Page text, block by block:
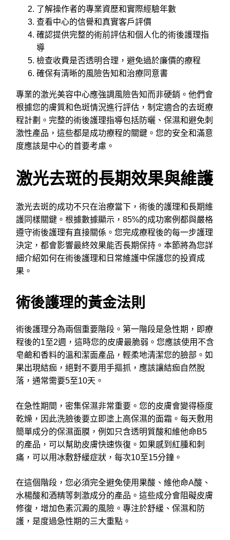
了解操作者的專業資歷和實際經驗年數
查看中心的信譽和真實客戶評價
確認提供完整的術前評估和個人化的術後護理指
導
檢查收費是否透明合理，避免過於廉價的療程
確保有清晰的風險告知和治療同意書
專業的激光美容中心應強調風險告知而非硬銷。他們會
根據您的膚質和色斑情況進行評估，制定適合的去斑療
程計劃。完整的術後護理指導包括防曬、保濕和避免刺
激性產品，這些都是成功療程的關鍵。您的安全和滿意
度應該是中心的首要考慮。
激光去斑的長期效果與維護
激光去斑的成功不只在治療當下，術後的護理和長期維
護同樣關鍵。根據數據顯示，85%的成功案例都與嚴格
遵守術後護理有直接關係。您完成療程後的每一步護理
決定，都會影響最終效果能否長期保持。本節將為您詳
細介紹如何在術後護理和日常維護中保護您的投資成
果。
術後護理的黃金法則
術後護理分為兩個重要階段。第一階段是急性期，即療
程後的1至2週，這時您的皮膚最脆弱。您應該使用不含
皂鹼和香料的溫和潔面產品，輕柔地清潔您的臉部。如
果出現結痂，絕對不要用手摳抓，應該讓結痂自然脫
落，通常需要5至10天。
在急性期間，密集保濕非常重要。您的皮膚會變得極度
乾燥，因此洗臉後要立即塗上高保濕的面霜。每天敷用
簡單成分的保濕面膜，例如只含透明質酸和維他命B5
的產品，可以幫助皮膚快速恢復。如果感到紅腫和刺
痛，可以用冰敷舒緩症狀，每次10至15分鐘。
在這個階段，您必須完全避免使用果酸、維他命A酸、
水楊酸和酒精等刺激成分的產品。這些成分會阻礙皮膚
修復，增加色素沉澱的風險。專注於舒緩、保濕和防
護，是度過急性期的三大重點。